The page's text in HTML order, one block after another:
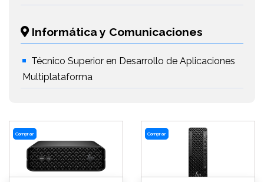
Informática y Comunicaciones
Técnico Superior en Desarrollo de Aplicaciones
Multiplataforma
Comprar Comprar